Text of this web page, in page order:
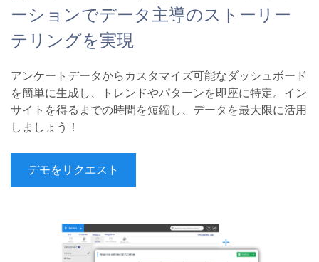
ーションでデータ主導のストーリー
テリングを実現
アンケートデータからカスタマイズ可能なダッシュボード
を簡単に生成し、トレンドやパターンを即座に特定。イン
サイトを得るまでの時間を短縮し、データを最大限に活用
しましょう！
デモをリクエスト